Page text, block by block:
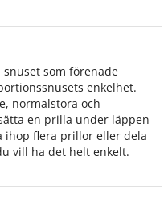
som förenade
enkelhet.
normalstora och
en prilla under läppen
ihop flera prillor eller dela
vill ha det helt enkelt.